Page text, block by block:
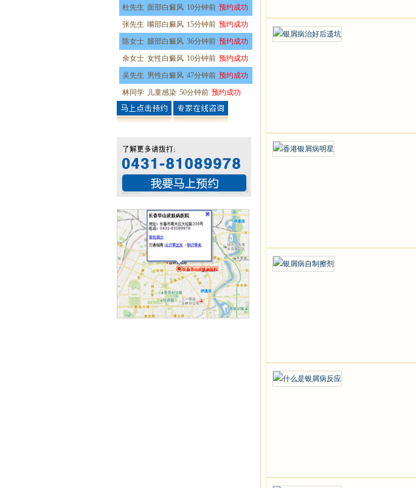
杜先生 面部白癜风 10分钟前 预约成功
张先生 嘴部白癜风 15分钟前 预约成功
陈女士 腿部白癜风 36分钟前 预约成功
余女士 女性白癜风 10分钟前 预约成功
吴先生 男性白癜风 47分钟前 预约成功
林同学 儿童感染 50分钟前 预约成功